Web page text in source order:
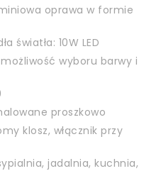
oprawa w formie
światła: 10W LED
możliwość wyboru barwy i
proszkowo
klosz, włącznik przy
jadalnia, kuchnia,